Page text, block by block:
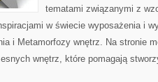
tematami związanymi z
w świecie wyposażenia i
i Metamorfozy wnętrz. Na stronie
wnętrz, które pomagają